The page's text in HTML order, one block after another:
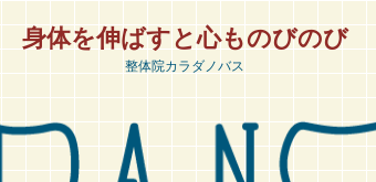
身体を伸ばすと心ものびのび
整体院カラダノバス